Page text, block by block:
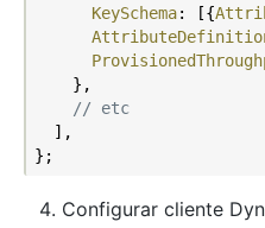
KeySchema: [{
    },
// etc
  ],
Configurar cliente